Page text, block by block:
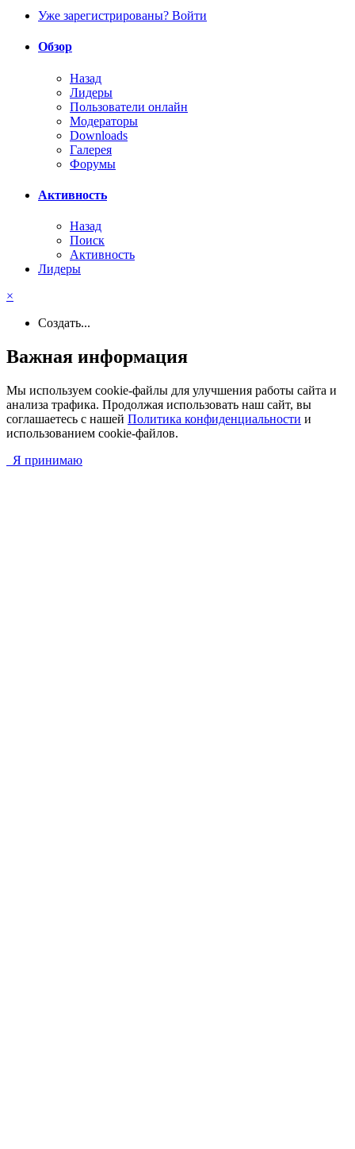
Уже зарегистрированы? Войти
Обзор
Назад
Лидеры
Пользователи онлайн
Модераторы
Downloads
Галерея
Форумы
Активность
Назад
Поиск
Активность
Лидеры
×
Создать...
Важная информация
Мы используем cookie-файлы для улучшения работы сайта и
анализа трафика. Продолжая использовать наш сайт, вы
соглашаетесь с нашей Политика конфиденциальности и
использованием cookie-файлов.
Я принимаю